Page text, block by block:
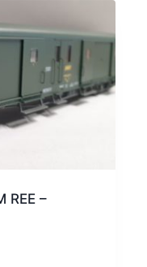
REE –